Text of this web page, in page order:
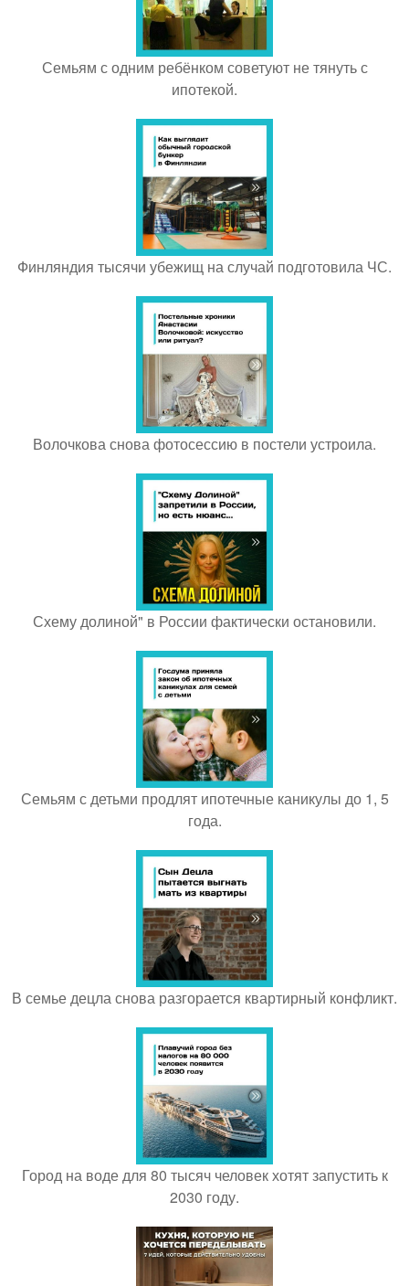
Семьям с одним ребёнком советуют не тянуть с
ипотекой.
Финляндия тысячи убежищ на случай подготовила ЧС.
Волочкова снова фотосессию в постели устроила.
Схему долиной" в России фактически остановили.
Семьям с детьми продлят ипотечные каникулы до 1, 5
года.
В семье децла снова разгорается квартирный конфликт.
Город на воде для 80 тысяч человек хотят запустить к
2030 году.